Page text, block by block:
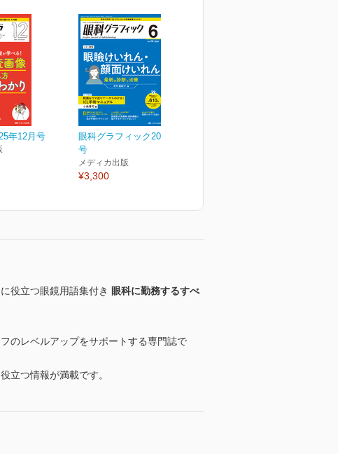
年12月号
眼科グラフィック2025年6
号
メディカ出版
¥3,300
役立つ眼鏡用語集付き 眼科に勤務するすべ
のレベルアップをサポートする専門誌で
立つ情報が満載です。